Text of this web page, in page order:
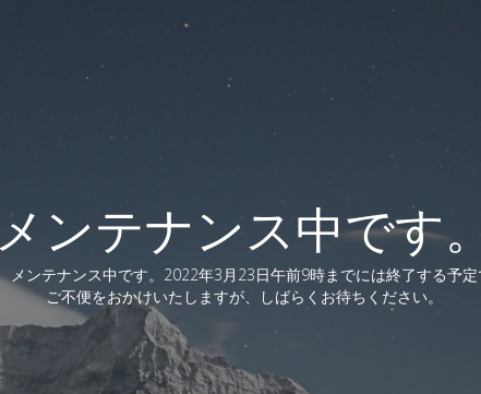
ンテナンス中です。
メンテナンス中です。2022年3月23日午前9時までには終了する予定
ご不便をおかけいたしますが、しばらくお待ちください。